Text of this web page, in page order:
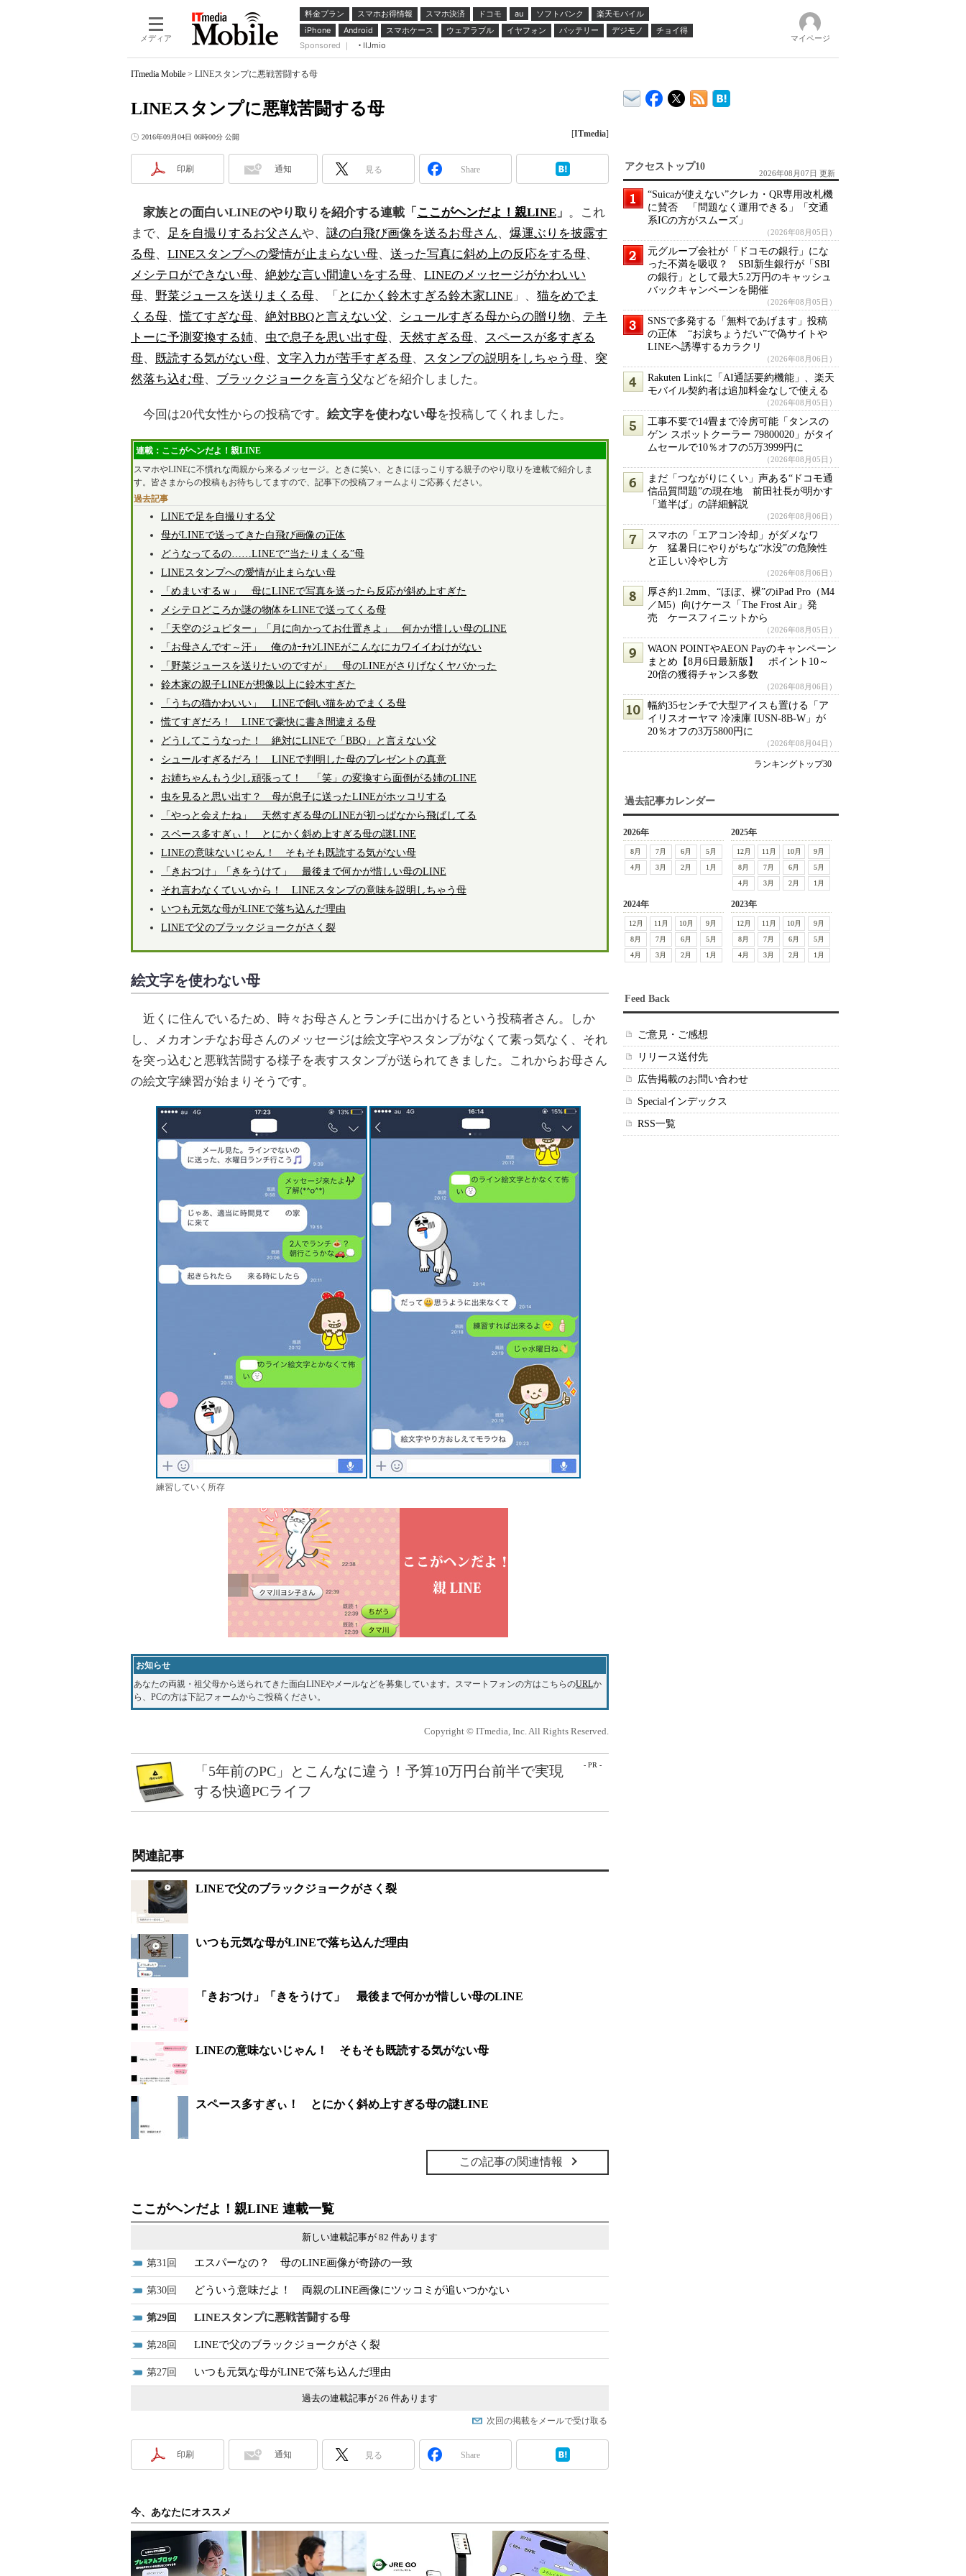
メディア
料金プラン スマホお得情報 スマホ決済 ドコモ au ソフトバンク
楽天モバイル
iPhone
Android スマホケース ウェアラブル イヤフォン バッテリー デジモノ
チョイ得
Sponsored ｜
IIJmio
マイページ
ITmedia Mobile > LINEスタンプに悪戦苦闘する母
LINEスタンプに悪戦苦闘する母
2016年09月04日 06時00分 公開 [ITmedia]
印刷 通知 見る Share
家族との面白いLINEのやり取りを紹介する連載「 ここがヘンだよ！親LINE 」 。これ
まで、
足を自撮りするお父さんや、 謎の白飛び画像を送るお母さん、 爆運ぶりを披露す
る母、 LINEスタンプへの愛情が止まらない母、 送った写真に斜め上の反応をする母、
メシテロができない母、 絶妙な言い間違いをする母、 LINEのメッセージがかわいい
母、 野菜ジュースを送りまくる母、「 とにかく鈴木すぎる鈴木家LINE 」、 猫をめでま
くる母、慌てすぎな母、 絶対BBQと言えない父、 シュールすぎる母からの贈り物、 テキ
トーに予測変換する姉、 虫で息子を思い出す母、 天然すぎる母、 スペースが多すぎる
母、 既読する気がない母、 文字入力が苦手すぎる母、 スタンプの説明をしちゃう母、 突
然落ち込む母、 ブラックジョークを言う父などを紹介しました。
今回は20代女性からの投稿です。 絵文字を使わない母を投稿してくれました。
連載：ここがヘンだよ！親LINE
スマホやLINEに不慣れな両親から来るメッセージ。ときに笑い、ときにほっこりする親子のやり取りを連載で紹介しま
す。皆さまからの投稿もお待ちしてますので、記事下の投稿フォームよりご応募ください。
過去記事
LINEで足を自撮りする父
母がLINEで送ってきた白飛び画像の正体
どうなってるの……LINEで“当たりまくる”母
LINEスタンプへの愛情が止まらない母
「めまいするｗ」 母にLINEで写真を送ったら反応が斜め上すぎた
メシテロどころか謎の物体をLINEで送ってくる母
「天空のジュピター」「月に向かってお仕置きよ」 何かが惜しい母のLINE
「お母さんです～汗」 俺のｶｰﾁｬﾝLINEがこんなにカワイイわけがない
「野菜ジュースを送りたいのですが」 母のLINEがさりげなくヤバかった
鈴木家の親子LINEが想像以上に鈴木すぎた
「うちの猫かわいい」 LINEで飼い猫をめでまくる母
慌てすぎだろ！ LINEで豪快に書き間違える母
どうしてこうなった！ 絶対にLINEで「BBQ」と言えない父
シュールすぎるだろ！ LINEで判明した母のプレゼントの真意
お姉ちゃんもう少し頑張って！ 「笑」の変換すら面倒がる姉のLINE
虫を見ると思い出す？ 母が息子に送ったLINEがホッコリする
「やっと会えたね」 天然すぎる母のLINEが初っぱなから飛ばしてる
スペース多すぎぃ！ とにかく斜め上すぎる母の謎LINE
LINEの意味ないじゃん！ そもそも既読する気がない母
「きおつけ」「きをうけて」 最後まで何かが惜しい母のLINE
それ言わなくていいから！ LINEスタンプの意味を説明しちゃう母
いつも元気な母がLINEで落ち込んだ理由
LINEで父のブラックジョークがさく裂
絵文字を使わない母
近くに住んでいるため、時々お母さんとランチに出かけるという投稿者さん。しか
し、メカオンチなお母さんのメッセージは絵文字やスタンプがなくて素っ気なく、それ
を突っ込むと悪戦苦闘する様子を表すスタンプが送られてきました。これからお母さん
の絵文字練習が始まりそうです。
練習していく所存
お知らせ
あなたの両親・祖父母から送られてきた面白LINEやメールなどを募集しています。スマートフォンの方はこちらのURLか
ら、PCの方は下記フォームからご投稿ください。
Copyright © ITmedia, Inc. All Rights Reserved.
- PR -
「5年前のPC」とこんなに違う！予算10万円台前半で実現
する快適PCライフ
関連記事
LINEで父のブラックジョークがさく裂
いつも元気な母がLINEで落ち込んだ理由
「きおつけ」「きをうけて」 最後まで何かが惜しい母のLINE
LINEの意味ないじゃん！ そもそも既読する気がない母
スペース多すぎぃ！ とにかく斜め上すぎる母の謎LINE
この記事の関連情報
ここがヘンだよ！親LINE 連載一覧
次回の掲載をメールで受け取る
新しい連載記事が 82 件あります
31 エスパーなの？ 母のLINE画像が奇跡の一致
30 どういう意味だよ！ 両親のLINE画像にツッコミが追いつかない
29 LINEスタンプに悪戦苦闘する母
28 LINEで父のブラックジョークがさく裂
27 いつも元気な母がLINEで落ち込んだ理由
過去の連載記事が 26 件あります
印刷 通知 見る Share
今、あなたにオススメ
アクセストップ10
2026年08月07日 更新
“Suicaが使えない”クレカ・QR専用改札機
に賛否 「問題なく運用できる」「交通
系ICの方がスムーズ」
（2026年08月05日）
元グループ会社が「ドコモの銀行」にな
った不満を吸収？ SBI新生銀行が「SBI
の銀行」として最大5.2万円のキャッシュ
バックキャンペーンを開催
（2026年08月05日）
SNSで多発する「無料であげます」投稿
の正体 “お涙ちょうだい”で偽サイトや
LINEへ誘導するカラクリ
（2026年08月06日）
Rakuten Linkに「AI通話要約機能」、楽天
モバイル契約者は追加料金なしで使える
（2026年08月05日）
工事不要で14畳まで冷房可能「タンスの
ゲン スポットクーラー 79800020」がタイ
ムセールで10％オフの5万3999円に
（2026年08月05日）
まだ「つながりにくい」声ある“ドコモ通
信品質問題”の現在地 前田社長が明かす
「道半ば」の詳細解説
（2026年08月06日）
スマホの「エアコン冷却」がダメなワ
ケ 猛暑日にやりがちな“水没”の危険性
と正しい冷やし方
（2026年08月06日）
厚さ約1.2mm、“ほぼ、裸”のiPad Pro（M4
／M5）向けケース「The Frost Air」発
売 ケースフィニットから
（2026年08月05日）
WAON POINTやAEON Payのキャンペーン
まとめ【8月6日最新版】 ポイント10～
20倍の獲得チャンス多数
（2026年08月06日）
幅約35センチで大型アイスも置ける「ア
イリスオーヤマ 冷凍庫 IUSN-8B-W」が
20％オフの3万5800円に
（2026年08月04日）
ランキングトップ30
過去記事カレンダー
2026年
8月 7月 6月
5月
4月
3月 2月 1月
2025年
12月 11月 10月
9月
8月
7月 6月
5月
4月
3月 2月 1月
2024年
12月 11月 10月
9月
8月
7月 6月
5月
4月
3月 2月 1月
2023年
12月 11月 10月
9月
8月
7月 6月
5月
4月
3月 2月 1月
Feed Back
ご意見・ご感想
リリース送付先
広告掲載のお問い合わせ
Specialインデックス
RSS一覧